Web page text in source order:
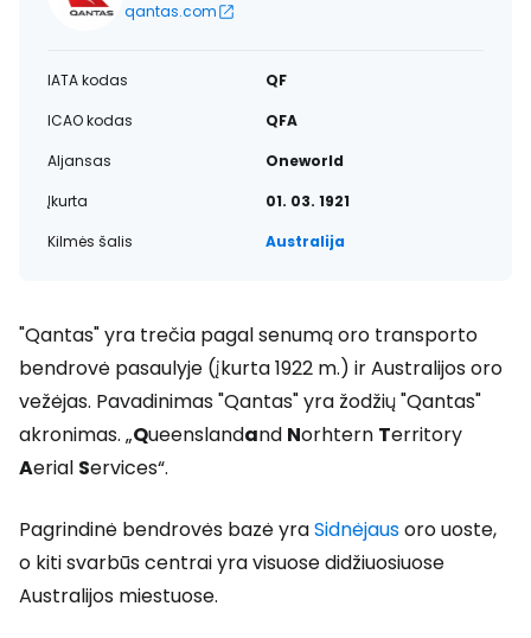
qantas.com
IATA kodas
QF
ICAO kodas
QFA
Aljansas
Oneworld
Įkurta
01. 03. 1921
Kilmės šalis
Australija
"Qantas" yra trečia pagal senumą oro transporto
bendrovė pasaulyje (įkurta 1922 m.) ir Australijos oro
vežėjas. Pavadinimas "Qantas" yra žodžių "Qantas"
akronimas. „Queenslandand Norhtern Territory
Aerial Services“.
Pagrindinė bendrovės bazė yraSidnėjausoro uoste,
o kiti svarbūs centrai yra visuose didžiuosiuose
Australijos miestuose.